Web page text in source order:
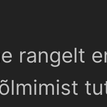
rangelt